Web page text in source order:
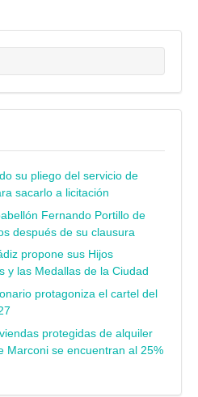
su pliego del servicio de
sacarlo a licitación
Fernando Portillo de
después de su clausura
propone sus Hijos
y las Medallas de la Ciudad
protagoniza el cartel del
protegidas de alquiler
Marconi se encuentran al 25%